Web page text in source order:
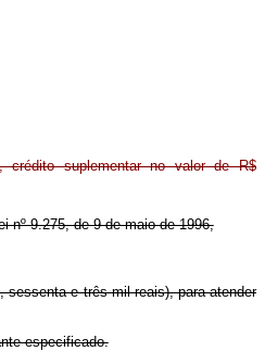
suplementar no valor de R$
nº 9.275, de 9 de maio de 1996,
sessenta e três mil reais), para atender
especificado.